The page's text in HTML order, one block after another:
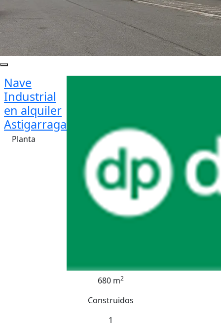
Nave
Industrial
en alquiler
Astigarraga
Planta
680 m2
Construidos
1